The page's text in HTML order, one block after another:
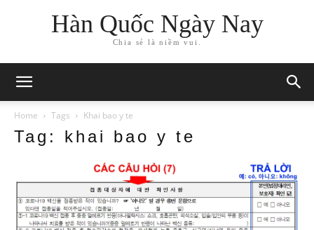
Hàn Quốc Ngày Nay
Chia sẻ là niềm vui.
Home Tags Khai bao y te
Tag: khai bao y te